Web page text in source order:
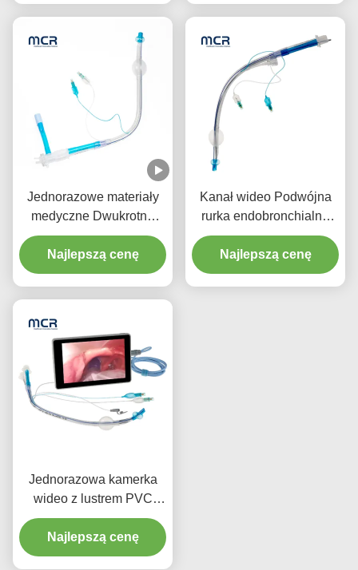
Jednorazowe materiały
medyczne Dwukrotna
rurka endotrachealna z
PU Micro-Thin Cuff
Najlepszą cenę
Kanał wideo Podwójna
rurka endobronchialna
bez kamery
Najlepszą cenę
Jednorazowa kamerka
wideo z lustrem PVC
Endobronchial Cannula
dla dorosłych
Najlepszą cenę